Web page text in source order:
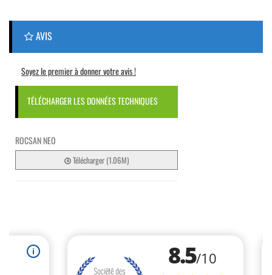
AVIS
Soyez le premier à donner votre avis !
TÉLÉCHARGER LES DONNÉES TECHNIQUES
ROCSAN NEO
Télécharger (1.06M)